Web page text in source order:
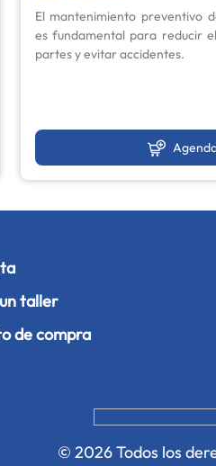
El mantenimiento preventivo
es fundamental para reducir
partes y evitar accidentes.
taller
de compra
© 2026 Todos los